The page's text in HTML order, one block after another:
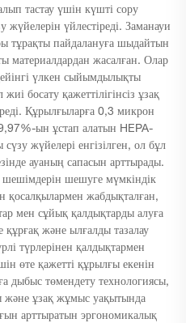
тастау үшін күшті сору
жүйелерін үйлестіреді. Заманауи
тұрақты пайдалануға шыдайтын
материалдардан жасалған. Олар
үлкен сыйымдылықты
босату қажеттілігінсіз ұзақ
Құрылғыларға 0,3 микрон
ын ұстап алатын HEPA-
жүйелері енгізілген, ол бұл
ауаның сапасын арттырады.
шешімдерін шешуге мүмкіндік
қосалқылармен жабдықталған,
мен сұйық қалдықтарды алуға
құрғақ және ылғалды тазалау
түрлерінен қалдықтармен
өте қажетті құрылғы екенін
дыбыс төмендету технологиясы,
және ұзақ жұмыс уақытында
арттыратын эргономикалық